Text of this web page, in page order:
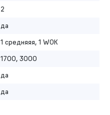
2
да
1 средняяя, 1 WOK
1700, 3000
да
да